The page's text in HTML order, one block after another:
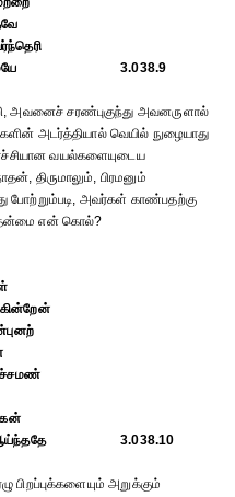
3.038.9
அவனைச் சரண்புகுந்து அவனருளால்
அடர்த்தியால் வெயில் நுழையாது
வயல்களையுடைய
திருமாலும், பிரமனும்
போற்றும்படி, அவர்கள் காண்பதற்கு
தன்மை என் கொல்?
3.038.10
பிறப்புக்களையும் அறுக்கும்